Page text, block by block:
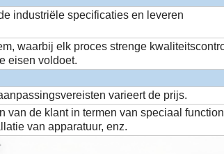
industriële specificaties en leveren
waarbij elk proces strenge
eisen voldoet.
varieert de prijs.
de klant in termen van speciaal
van apparatuur, enz.